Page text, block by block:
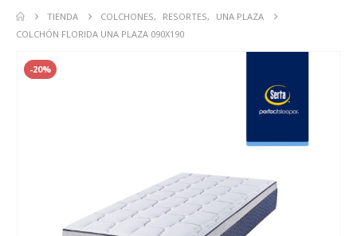
TIENDA COLCHONES, RESORTES,
UNA PLAZA
COLCHÓN FLORIDA UNA PLAZA 090X190
-20%